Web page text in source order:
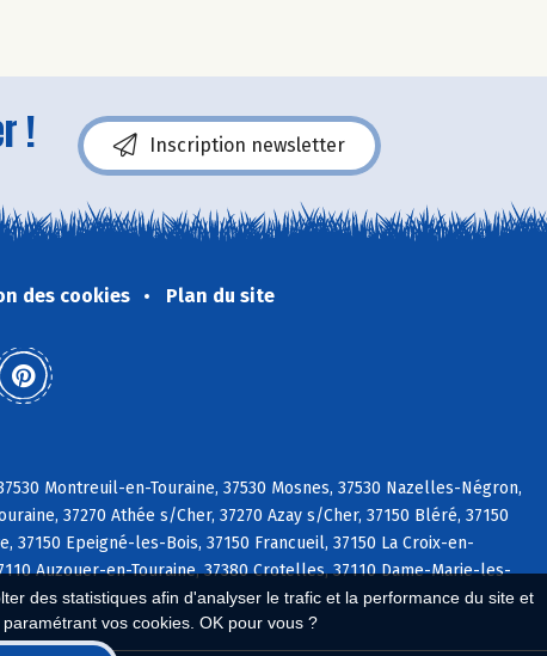
des statistiques afin d'analyser le trafic et la performance du site et
vos cookies. OK pour vous ?
! Inscription newsletter
des cookies Plan du site
Montreuil-en-Touraine, 37530 Mosnes, 37530 Nazelles-Négron,
37270 Athée s/Cher, 37270 Azay s/Cher, 37150 Bléré, 37150
37150 Epeigné-les-Bois, 37150 Francueil, 37150 La Croix-en-
Auzouer-en-Touraine, 37380 Crotelles, 37110 Dame-Marie-les-